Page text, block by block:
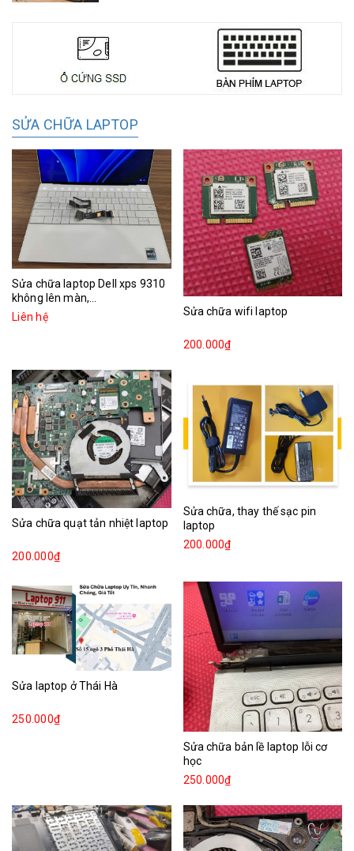
SỬA CHỮA LAPTOP
Sửa chữa laptop Dell xps 9310
không lên màn,...
Liên hệ
Sửa chữa wifi laptop
200.000₫
Sửa chữa quạt tản nhiệt laptop
200.000₫
Sửa chữa, thay thế sạc pin
laptop
200.000₫
Sửa laptop ở Thái Hà
250.000₫
Sửa chữa bản lề laptop lỗi cơ
học
250.000₫